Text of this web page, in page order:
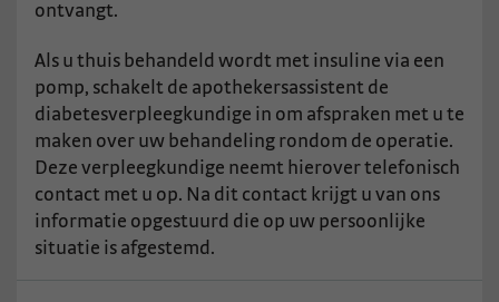
ontvangt.
Als u thuis behandeld wordt met insuline via een
pomp, schakelt de apothekersassistent de
diabetesverpleegkundige in om afspraken met u te
maken over uw behandeling rondom de operatie.
Deze verpleegkundige neemt hierover telefonisch
contact met u op. Na dit contact krijgt u van ons
informatie opgestuurd die op uw persoonlijke
situatie is afgestemd.